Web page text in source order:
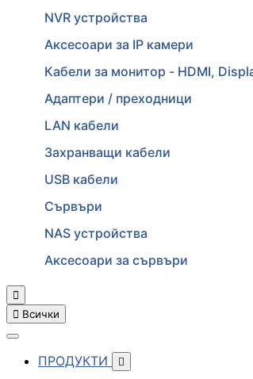
NVR устройства
Аксесоари за IP камери
Кабели за монитор - HDMI,
Адаптери / преходници
LAN кабели
Захранващи кабели
USB кабели
Сървъри
NAS устройства
Аксесоари за сървъри

 Всички
ПРОДУКТИ 